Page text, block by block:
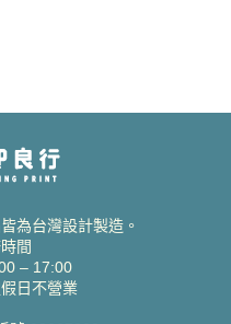
為台灣設計製造。
間
– 17:00
日不營業